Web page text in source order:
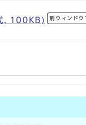
, 100KB) 別ウィンドウ